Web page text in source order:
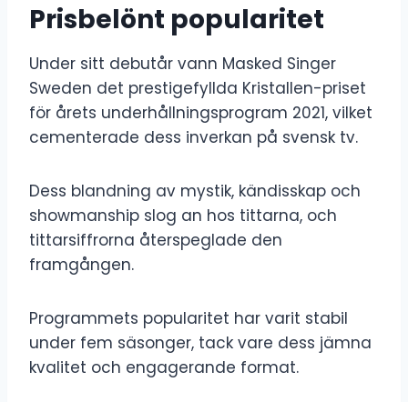
Prisbelönt popularitet
Under sitt debutår vann Masked Singer
Sweden det prestigefyllda Kristallen-priset
för årets underhållningsprogram 2021, vilket
cementerade dess inverkan på svensk tv.
Dess blandning av mystik, kändisskap och
showmanship slog an hos tittarna, och
tittarsiffrorna återspeglade den
framgången.
Programmets popularitet har varit stabil
under fem säsonger, tack vare dess jämna
kvalitet och engagerande format.